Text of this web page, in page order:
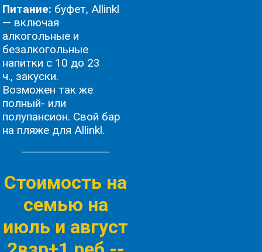
Питание: буфет, Allinkl
— включая
алкогольные и
безалкогольные
напитки с 10 до 23
ч., закуски.
Возможен так же
полный- или
полупансион. Свой бар
на пляже для Allinkl.
Стоимость на
семью на
июль и август